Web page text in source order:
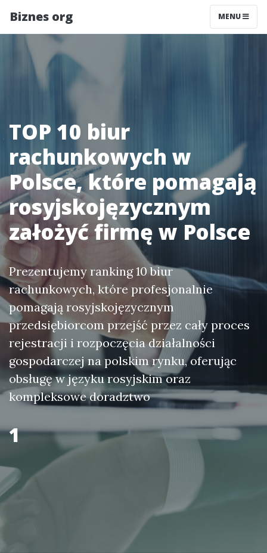
Biznes org MENU
TOP 10 biur
rachunkowych w
Polsce, które pomagają
rosyjskojęzycznym
założyć firmę w Polsce
Prezentujemy ranking 10 biur
rachunkowych, które profesjonalnie
pomagają rosyjskojęzycznym
przedsiębiorcom przejść przez cały proces
rejestracji i rozpoczęcia działalności
gospodarczej na polskim rynku, oferując
obsługę w języku rosyjskim oraz
kompleksowe doradztwo
1